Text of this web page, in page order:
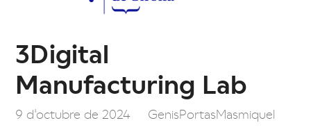
3Digital
Manufacturing Lab
9 d'octubre de 2024 GenisPortasMasmiquel